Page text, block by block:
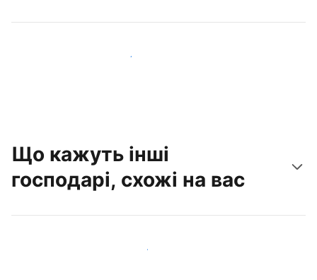
Привабити нових гостей вже сьогодні
Що кажуть інші
господарі, схожі на вас
Приєднуйтеся до господарів, схожих на вас